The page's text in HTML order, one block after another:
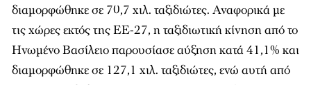
διαμορφώθηκε σε 70,7 χιλ. ταξιδιώτες. Αναφορικά με
τις χώρες εκτός της ΕΕ-27, η ταξιδιωτική κίνηση από το
Ηνωμένο Βασίλειο παρουσίασε αύξηση κατά 41,1% και
διαμορφώθηκε σε 127,1 χιλ. ταξιδιώτες, ενώ αυτή από